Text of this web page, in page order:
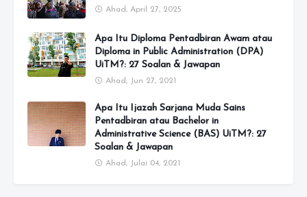
Ahad, April 27, 2025
Apa Itu Diploma Pentadbiran Awam atau
Diploma in Public Administration (DPA)
UiTM?: 27 Soalan & Jawapan
Ahad, Jun 27, 2021
Apa Itu Ijazah Sarjana Muda Sains
Pentadbiran atau Bachelor in
Administrative Science (BAS) UiTM?: 27
Soalan & Jawapan
Ahad, Julai 04, 2021